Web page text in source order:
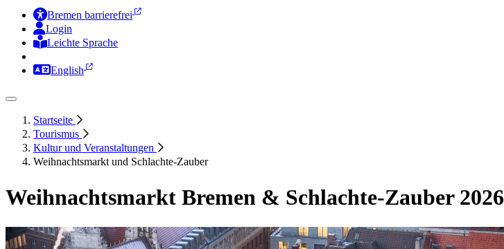
Bremen barrierefrei
Login
Leichte Sprache
English
Startseite
Tourismus
Kultur und Veranstaltungen
Weihnachtsmarkt und Schlachte-Zauber
Weihnachtsmarkt Bremen & Schlachte-Zauber 2026